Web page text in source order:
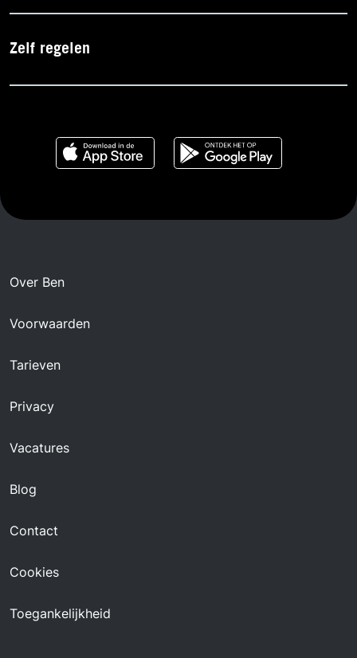
Zelf regelen
Over Ben
Voorwaarden
Tarieven
Privacy
Vacatures
Blog
Contact
Cookies
Toegankelijkheid